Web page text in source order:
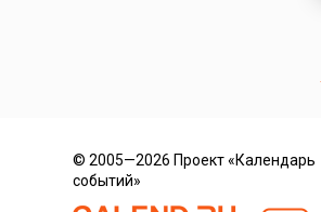
© 2005—2026 Проект «Календарь
событий»